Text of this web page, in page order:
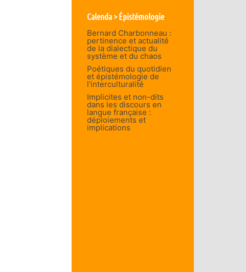
Calenda > Épistémologie
Bernard Charbonneau :
pertinence et actualité
de la dialectique du
système et du chaos
Poétiques du quotidien
et épistémologie de
l’interculturalité
Implicites et non-dits
dans les discours en
langue française :
déploiements et
implications